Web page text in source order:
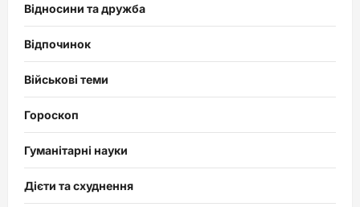
Відносини та дружба
Відпочинок
Військові теми
Гороскоп
Гуманітарні науки
Дієти та схуднення